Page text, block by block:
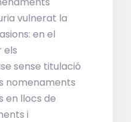
vulnerat la
en el
els
sense titulació
nomenaments
en llocs de
i